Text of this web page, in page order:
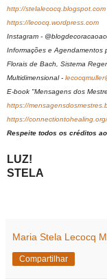
http://stelalecocq.blogspot.com
https://lecocq.wordpress.com
Instagram -
Informações e Agendamentos
Florais de Bach, Sistema
Multidimensional -
E-book "Mensagens dos
https://
https://connectiontohealing.org/
Respeite todos os créditos
LUZ!
STELA
Maria Stela Lecocq
Compartilhar